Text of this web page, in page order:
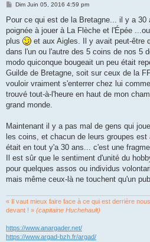
M
s
a
g
Dim Juin 05, 2016 4:59 pm
Pour ce qui est de la Bretagne... il y a
poignée à jouer à La Flèche et l'Épée
plus
et aux Aigles. Il y avait peut-être
dans l'un ou l'autre des 5 coins de nos 5
modo quiconque bougeait un peu était
Guilde de Bretagne, soit sur ceux de la
vouloir vraiment s'enterrer chez lui
trouvé tout-à-l'heure en haut de mon
grand monde.
Maintenant il y a pas mal de gens qui
les coins, et chacun de leurs groupes
était en tout y'a 30 ans... c'est une
Il est sûr que le sentiment d'unité du
pour quelques assos ou individus
mais même ceux-là ne touchent qu'un
« Il vaut mieux faire face à ce qui est derrière
devant ! » (capitaine Huchehault)
https://www.anargader.net/
https://www.argad-bzh.fr/argad/